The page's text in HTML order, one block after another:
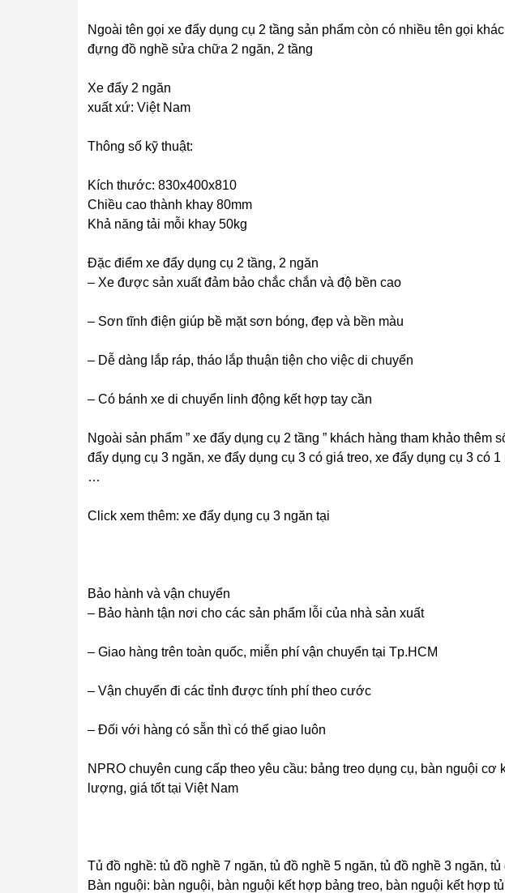
Ngoài tên gọi xe đẩy dụng cụ 2 tầng sản phẩm còn có nhiều tên gọi
đựng đồ nghề sửa chữa 2 ngăn, 2 tầng
Xe đẩy 2 ngăn
xuất xứ: Việt Nam
Thông số kỹ thuật:
Kích thước: 830x400x810
Chiều cao thành khay 80mm
Khả năng tải mỗi khay 50kg
Đặc điểm xe đẩy dụng cụ 2 tầng, 2 ngăn
– Xe được sản xuất đảm bảo chắc chắn và độ bền cao
– Sơn tĩnh điện giúp bề mặt sơn bóng, đẹp và bền màu
– Dễ dàng lắp ráp, tháo lắp thuận tiện cho việc di chuyển
– Có bánh xe di chuyển linh động kết hợp tay cần
Ngoài sản phẩm ” xe đẩy dụng cụ 2 tầng ” khách hàng tham khảo thêm
đẩy dụng cụ 3 ngăn, xe đẩy dụng cụ 3 có giá treo, xe đẩy dụng cụ 3 có
…
Click xem thêm: xe đẩy dụng cụ 3 ngăn tại
Bảo hành và vận chuyển
– Bảo hành tận nơi cho các sản phẩm lỗi của nhà sản xuất
– Giao hàng trên toàn quốc, miễn phí vận chuyển tại Tp.HCM
– Vận chuyển đi các tỉnh được tính phí theo cước
– Đối với hàng có sẵn thì có thể giao luôn
NPRO chuyên cung cấp theo yêu cầu: bảng treo dụng cụ, bàn nguội cơ
lượng, giá tốt tại Việt Nam
Tủ đồ nghề: tủ đồ nghề 7 ngăn, tủ đồ nghề 5 ngăn, tủ đồ nghề 3 ngăn,
Bàn nguội: bàn nguội, bàn nguội kết hợp bảng treo, bàn nguội kết hợp